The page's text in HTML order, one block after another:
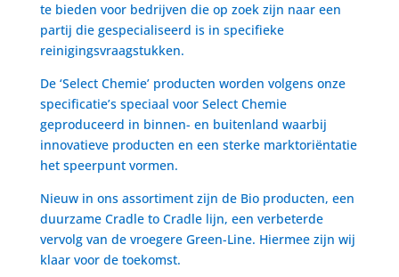
te bieden voor bedrijven die op zoek zijn naar een
partij die gespecialiseerd is in specifieke
reinigingsvraagstukken.
De ‘Select Chemie’ producten worden volgens onze
specificatie’s speciaal voor Select Chemie
geproduceerd in binnen- en buitenland waarbij
innovatieve producten en een sterke marktoriëntatie
het speerpunt vormen.
Nieuw in ons assortiment zijn de Bio producten, een
duurzame Cradle to Cradle lijn, een verbeterde
vervolg van de vroegere Green-Line. Hiermee zijn wij
klaar voor de toekomst.